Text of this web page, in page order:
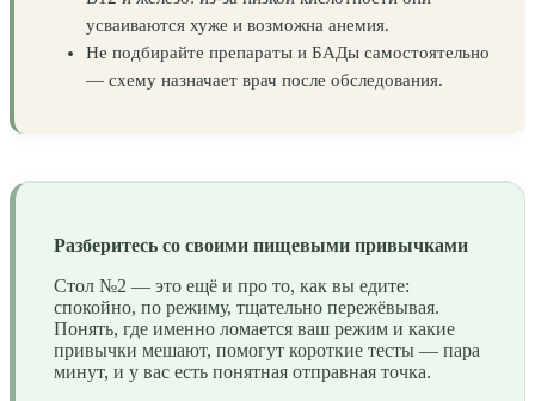
усваиваются хуже и возможна анемия.
Не подбирайте препараты и БАДы самостоятельно
— схему назначает врач после обследования.
Разберитесь со своими пищевыми привычками
Стол №2 — это ещё и про то, как вы едите:
спокойно, по режиму, тщательно пережёвывая.
Понять, где именно ломается ваш режим и какие
привычки мешают, помогут короткие тесты — пара
минут, и у вас есть понятная отправная точка.